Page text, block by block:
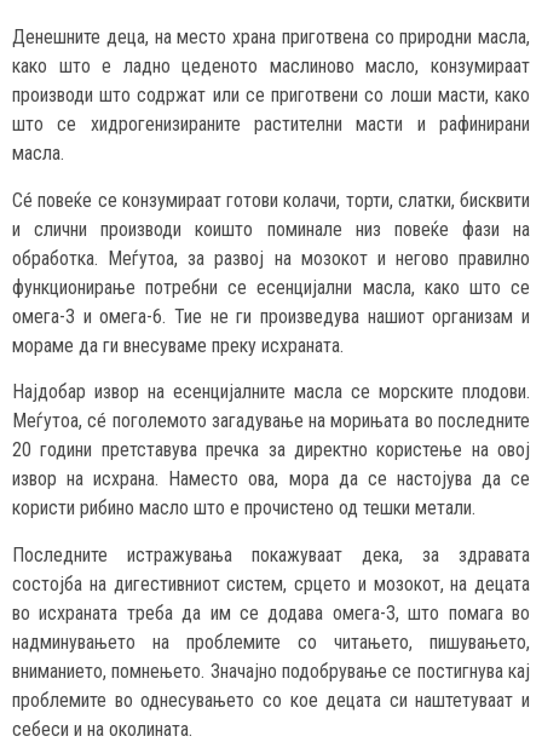
Денешните деца, на место храна приготвена со природни масла,
како што е ладно цеденото маслиново масло, конзумираат
производи што содржат или се приготвени со лоши масти, како
што се хидрогенизираните растителни масти и рафинирани
масла.
Сé повеќе се конзумираат готови колачи, торти, слатки, бисквити
и слични производи коишто поминале низ повеќе фази на
обработка. Меѓутоа, за развој на мозокот и негово правилно
функционирање потребни се есенцијални масла, како што се
омега-3 и омега-6. Тие не ги произведува нашиот организам и
мораме да ги внесуваме преку исхраната.
Најдобар извор на есенцијалните масла се морските плодови.
Меѓутоа, сé поголемото загадување на морињата во последните
20 години претставува пречка за директно користење на овој
извор на исхрана. Наместо ова, мора да се настојува да се
користи рибино масло што е прочистено од тешки метали.
Последните истражувања покажуваат дека, за здравата
состојба на дигестивниот систем, срцето и мозокот, на децата
во исхраната треба да им се додава омега-3, што помага во
надминувањето на проблемите со читањето, пишувањето,
вниманието, помнењето. Значајно подобрување се постигнува кај
проблемите во однесувањето со кое децата си наштетуваат и
себеси и на околината.